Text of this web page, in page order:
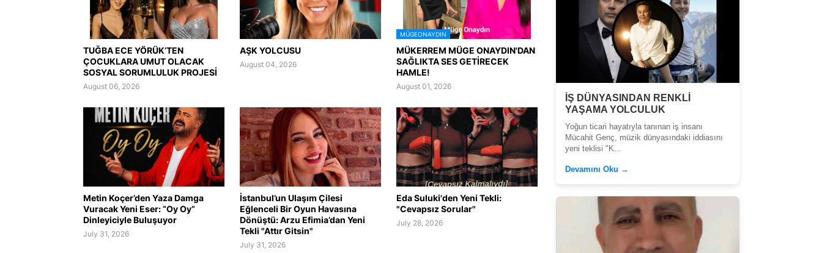
TUĞBA ECE YÖRÜK’TEN
ÇOCUKLARA UMUT OLACAK
SOSYAL SORUMLULUK PROJESİ
August 06, 2026
AŞK YOLCUSU
August 04, 2026
MÜGEONAYDIN
MÜKERREM MÜGE ONAYDIN'DAN
SAĞLIKTA SES GETİRECEK
HAMLE!
August 01, 2026
Metin Koçer’den Yaza Damga
Vuracak Yeni Eser: “Oy Oy”
Dinleyiciyle Buluşuyor
July 31, 2026
İstanbul’un Ulaşım Çilesi
Eğlenceli Bir Oyun Havasına
Dönüştü: Arzu Efimia’dan Yeni
Tekli "Attır Gitsin"
July 31, 2026
Eda Suluki'den Yeni Tekli:
"Cevapsız Sorular"
July 28, 2026
İŞ DÜNYASINDAN RENKLİ
YAŞAMA YOLCULUK
Yoğun ticari hayatıyla tanınan iş insanı
Mücahit Genç, müzik dünyasındaki iddiasını
yeni teklisi "K...
Devamını Oku →